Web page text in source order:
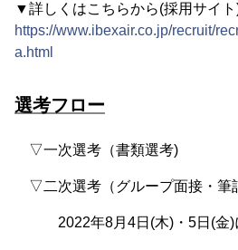
▼詳しくはこちらから(採用サイ
https://www.ibexair.co.jp/recruit/
a.html
選考フロー
▽一次選考（書類選考)
▽二次選考（グループ面接・筆
2022年8月4日(木)・5日(金)